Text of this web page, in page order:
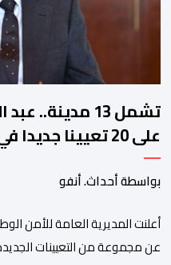
تشمل 13
على 20 تعيينا
بمصالح الأمن الوطني
بواسطة أحداث. أنفو
عن مجموعة من التعيينات